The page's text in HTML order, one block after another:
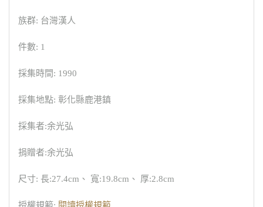
族群: 台灣漢人
件數: 1
採集時間: 1990
採集地點: 彰化縣鹿港鎮
採集者:余光弘
捐贈者:余光弘
尺寸: 長:27.4cm、 寬:19.8cm、 厚:2.8cm